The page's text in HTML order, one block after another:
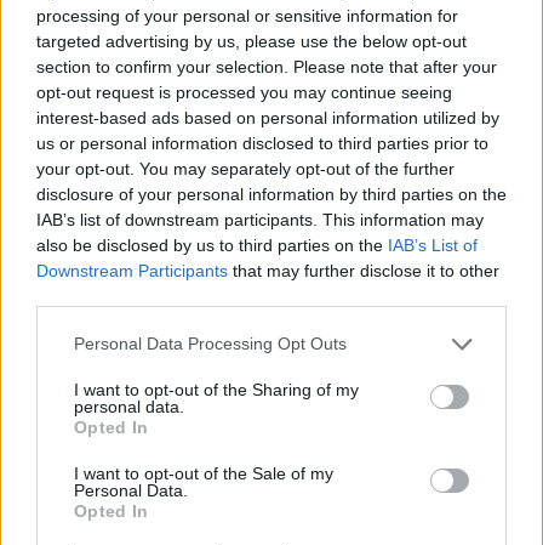
processing of your personal or sensitive information for
targeted advertising by us, please use the below opt-out
section to confirm your selection. Please note that after your
opt-out request is processed you may continue seeing
interest-based ads based on personal information utilized by
us or personal information disclosed to third parties prior to
your opt-out. You may separately opt-out of the further
disclosure of your personal information by third parties on the
IAB’s list of downstream participants. This information may
also be disclosed by us to third parties on the IAB’s List of
Downstream Participants that may further disclose it to other
Personal Data Processing Opt Outs
I want to opt-out of the Sharing of my
personal data.
Opted In
I want to opt-out of the Sale of my
Personal Data.
Opted In